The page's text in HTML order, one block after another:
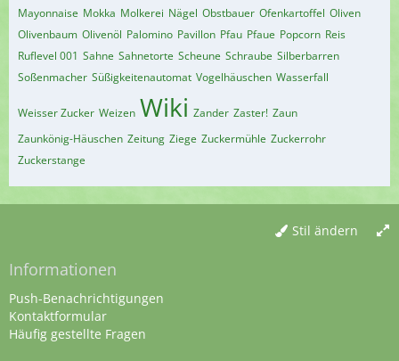
Mayonnaise Mokka Molkerei Nägel Obstbauer Ofenkartoffel Oliven
Olivenbaum Olivenöl Palomino Pavillon Pfau Pfaue Popcorn Reis
Ruflevel 001 Sahne Sahnetorte Scheune Schraube Silberbarren
Soßenmacher Süßigkeitenautomat Vogelhäuschen Wasserfall
Weisser Zucker Weizen Wiki Zander Zaster! Zaun
Zaunkönig-Häuschen Zeitung Ziege Zuckermühle Zuckerrohr
Zuckerstange
Stil ändern
Informationen
Push-Benachrichtigungen
Kontaktformular
Häufig gestellte Fragen